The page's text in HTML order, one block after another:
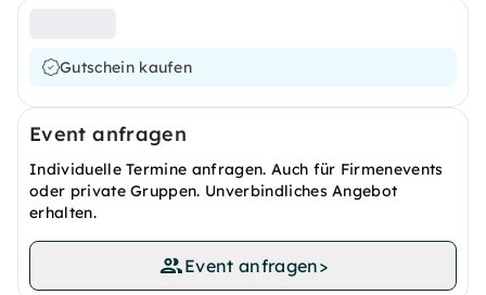
Gutschein kaufen
Event anfragen
Individuelle Termine anfragen. Auch für Firmenevents
oder private Gruppen. Unverbindliches Angebot
erhalten.
Event anfragen>